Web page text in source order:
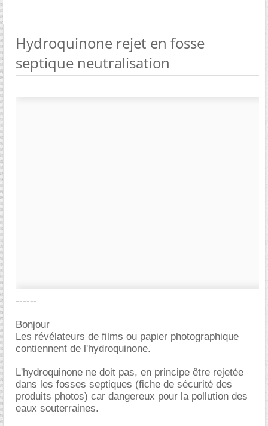
Hydroquinone rejet en fosse
septique neutralisation
------
Bonjour
Les révélateurs de films ou papier photographique
contiennent de l'hydroquinone.
L'hydroquinone ne doit pas, en principe être rejetée
dans les fosses septiques (fiche de sécurité des
produits photos) car dangereux pour la pollution des
eaux souterraines.